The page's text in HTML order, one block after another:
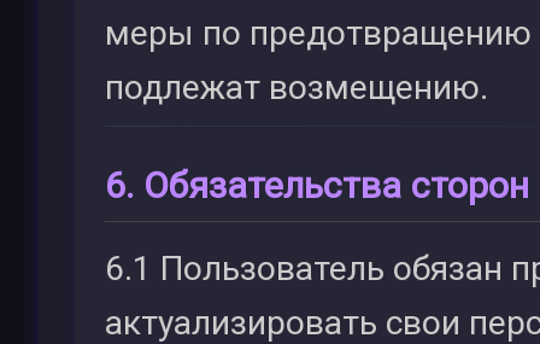
меры по предотвращению
подлежат возмещению.
6. Обязательства сторон
6.1 Пользователь обязан
актуализировать свои